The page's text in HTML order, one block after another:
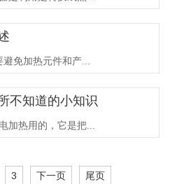
免加热元件和产...
不知道的小知识
加热用的，它是把...
3 下一页 尾页